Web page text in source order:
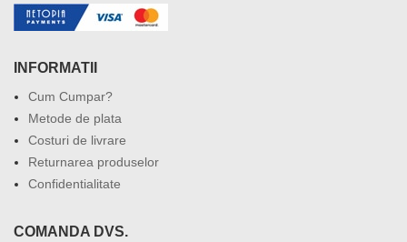
INFORMATII
Cum Cumpar?
Metode de plata
Costuri de livrare
Returnarea produselor
Confidentialitate
COMANDA DVS.